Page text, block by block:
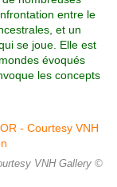
entre le
et un
se joue. Elle est
évoqués
les concepts
VNH Gallery ©